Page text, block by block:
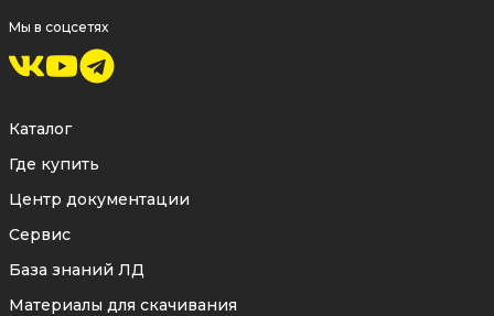
Мы в соцсетях
Каталог
Где купить
Центр документации
Сервис
База знаний ЛД
Материалы для скачивания